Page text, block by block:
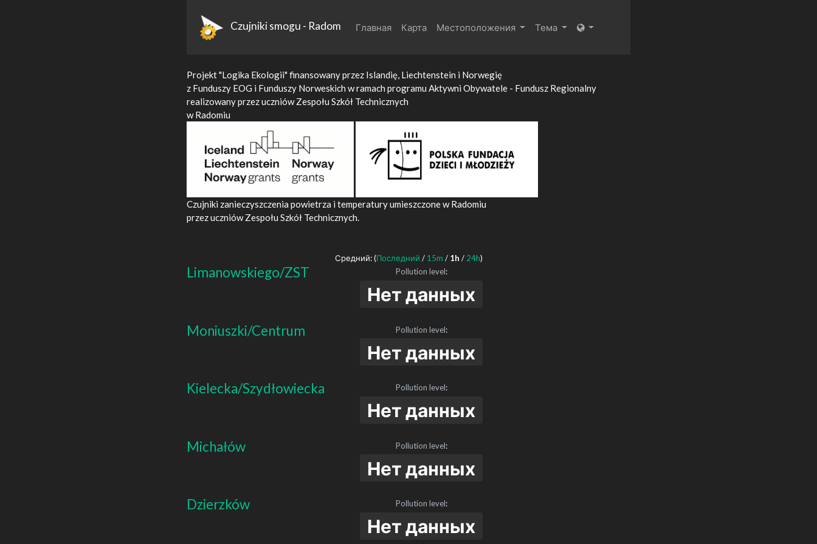
Czujniki smogu - Radom Главная Карта Местоположения Тема
Projekt "Logika Ekologii" finansowany przez Islandię, Liechtenstein i Norwegię
z Funduszy EOG i Funduszy Norweskich w ramach programu Aktywni Obywatele - Fundusz Regionalny
realizowany przez uczniów Zespołu Szkół Technicznych
w Radomiu
Czujniki zanieczyszczenia powietrza i temperatury umieszczone w Radomiu
przez uczniów Zespołu Szkół Technicznych.
Средний: (Последний / 15m / 1h / 24h)
Limanowskiego/ZST Pollution level:
Нет данных
Moniuszki/Centrum Pollution level:
Нет данных
Kielecka/Szydłowiecka Pollution level:
Нет данных
Michałów Pollution level:
Нет данных
Dzierzków Pollution level:
Нет данных